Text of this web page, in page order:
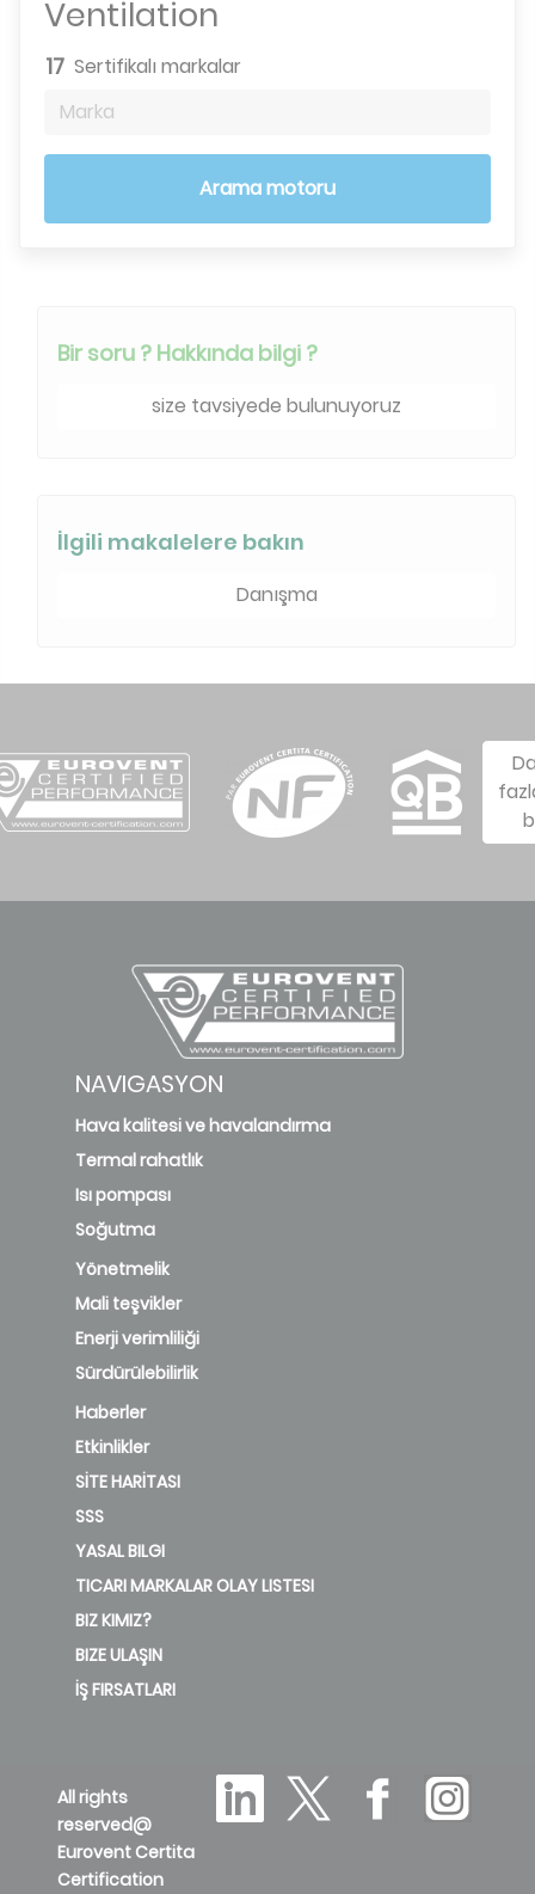
Ventilation
17 Sertifikalı markalar
Marka
Arama motoru
Bir soru ? Hakkında bilgi ?
size tavsiyede bulunuyoruz
İlgili makalelere bakın
Danışma
NAVIGASYON
Hava kalitesi ve havalandırma
Termal rahatlık
Isı pompası
Soğutma
Yönetmelik
Mali teşvikler
Enerji verimliliği
Sürdürülebilirlik
Haberler
Etkinlikler
SİTE HARİTASI
SSS
YASAL BILGI
TICARI MARKALAR OLAY LISTESI
BIZ KIMIZ?
BIZE ULAŞIN
İŞ FIRSATLARI
All rights
reserved@
Eurovent Certita
Certification